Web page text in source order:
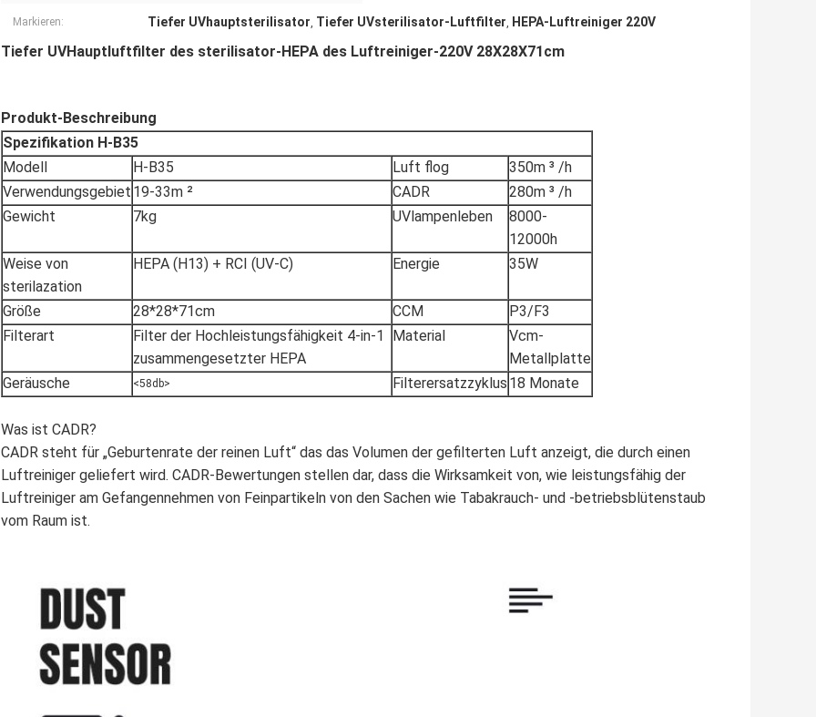
Markieren: Tiefer UVhauptsterilisator, Tiefer UVsterilisator-Luftfilter, HEPA-Luftreiniger 220V
Tiefer UVHauptluftfilter des sterilisator-HEPA des Luftreiniger-220V 28X28X71cm
Produkt-Beschreibung
Spezifikation H-B35
Modell
H-B35 Luft flog
350m ³ /h
Verwendungsgebiet 19-33m ² CADR
280m ³ /h
Gewicht
7kg UVlampenleben
8000-
12000h
Weise von
sterilazation
HEPA (H13) + RCI (UV-C) Energie 35W
Größe 28*28*71cm CCM
P3/F3
Filterart
Filter der Hochleistungsfähigkeit 4-in-1
zusammengesetzter HEPA
Material
Vcm-
Metallplatte
Geräusche
<58db> Filterersatzzyklus 18 Monate
Was ist CADR?
CADR steht für „Geburtenrate der reinen Luft“ das das Volumen der gefilterten Luft anzeigt, die durch einen
Luftreiniger geliefert wird. CADR-Bewertungen stellen dar, dass die Wirksamkeit von, wie leistungsfähig der
Luftreiniger am Gefangennehmen von Feinpartikeln von den Sachen wie Tabakrauch- und -betriebsblütenstaub
vom Raum ist.